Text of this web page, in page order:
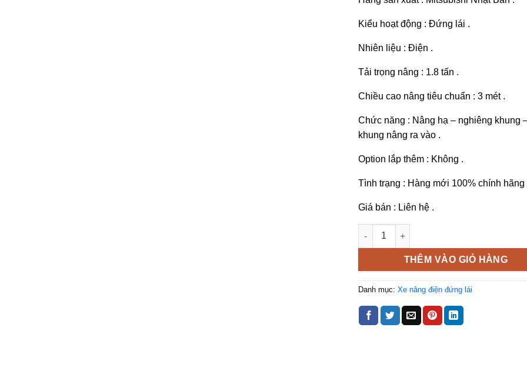
Kiểu hoạt động : Đứng lái .
Nhiên liệu : Điện .
Tải trọng nâng : 1.8 tấn .
Chiều cao nâng tiêu chuẩn : 3 mét .
Chức năng : Nâng hạ – nghiêng khung
khung nâng ra vào .
Option lắp thêm : Không .
Tình trạng : Hàng mới 100% chính hãng
Giá bán : Liên hệ .
Xe nâng điện đứng lái Mitsubishi 1.8 tấn
THÊM VÀO GIỎ HÀNG
Danh mục: Xe nâng điện đứng lái